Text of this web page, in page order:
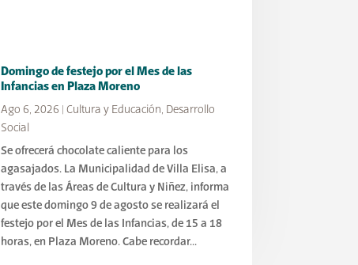
Domingo de festejo por el Mes de las
Infancias en Plaza Moreno
Ago 6, 2026 Cultura y Educación, Desarrollo
Social
Se ofrecerá chocolate caliente para los
agasajados. La Municipalidad de Villa Elisa, a
través de las Áreas de Cultura y Niñez, informa
que este domingo 9 de agosto se realizará el
festejo por el Mes de las Infancias, de 15 a 18
horas, en Plaza Moreno. Cabe recordar...